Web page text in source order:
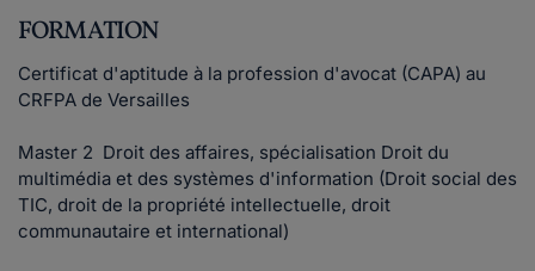
FORMATION
Certificat d'aptitude à la profession d'avocat (CAPA) au
CRFPA de Versailles
Master 2 Droit des affaires, spécialisation Droit du
multimédia et des systèmes d'information (Droit social des
TIC, droit de la propriété intellectuelle, droit
communautaire et international)